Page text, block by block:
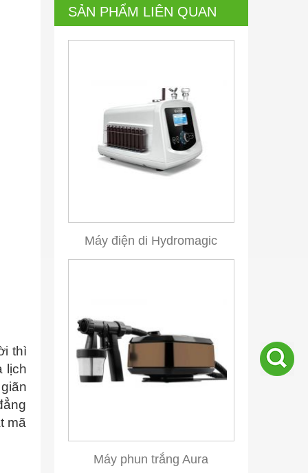
thì
lịch
mã
SẢN PHẨM LIÊN QUAN
Máy điện di Hydromagic
Máy phun trắng Aura